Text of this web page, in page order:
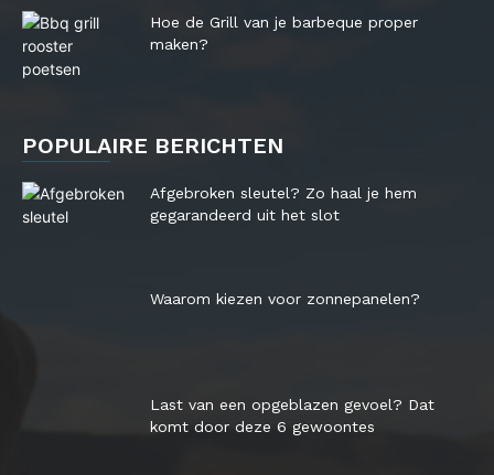
Hoe de Grill van je barbeque proper
maken?
POPULAIRE BERICHTEN
Afgebroken sleutel? Zo haal je hem
gegarandeerd uit het slot
Waarom kiezen voor zonnepanelen?
Last van een opgeblazen gevoel? Dat
komt door deze 6 gewoontes